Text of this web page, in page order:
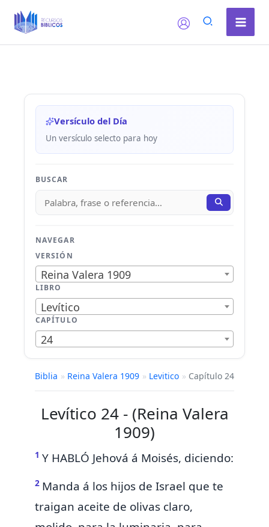
Versículo del Día
Un versículo selecto para hoy
BUSCAR
NAVEGAR
VERSIÓN
Reina Valera 1909
LIBRO
Levítico
CAPÍTULO
24
Biblia » Reina Valera 1909 » Levitico » Capítulo 24
Levítico 24 - (Reina Valera
1909)
1 Y HABLÓ Jehová á Moisés, diciendo:
2 Manda á los hijos de Israel que te
traigan aceite de olivas claro,